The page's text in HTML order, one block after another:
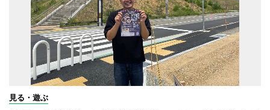
見る・遊ぶ